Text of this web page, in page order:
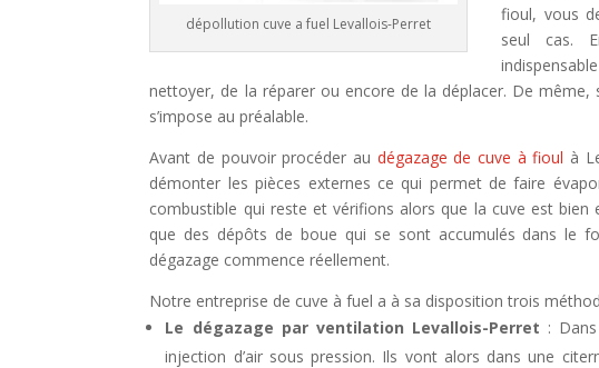
dépollution cuve a fuel Levallois-Perret
fioul, vous
seul cas.
nettoyer, de la réparer ou encore de la déplacer. De
s’impose au préalable.
Avant de pouvoir procéder au dégazage de cuve à fioul à
démonter les pièces externes ce qui permet de faire
combustible qui reste et vérifions alors que la cuve est
que des dépôts de boue qui se sont accumulés dans le
dégazage commence réellement.
Notre entreprise de cuve à fuel a à sa disposition trois
Le dégazage par ventilation Levallois-Perret :
injection d’air sous pression. Ils vont alors dans une